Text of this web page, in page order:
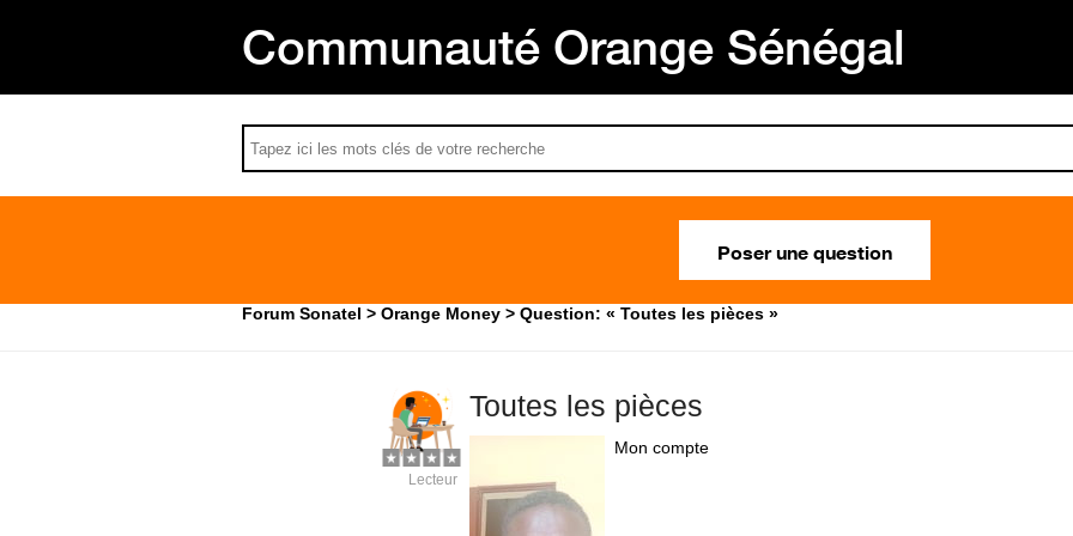
Communauté Orange Sénégal
Poser une question
Forum Sonatel Orange Money Question: « Toutes les pièces »
Toutes les pièces
Mon compte
Lecteur